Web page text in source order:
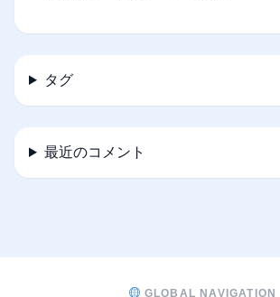
タグ
最近のコメント
GLOBAL NAVIGATION